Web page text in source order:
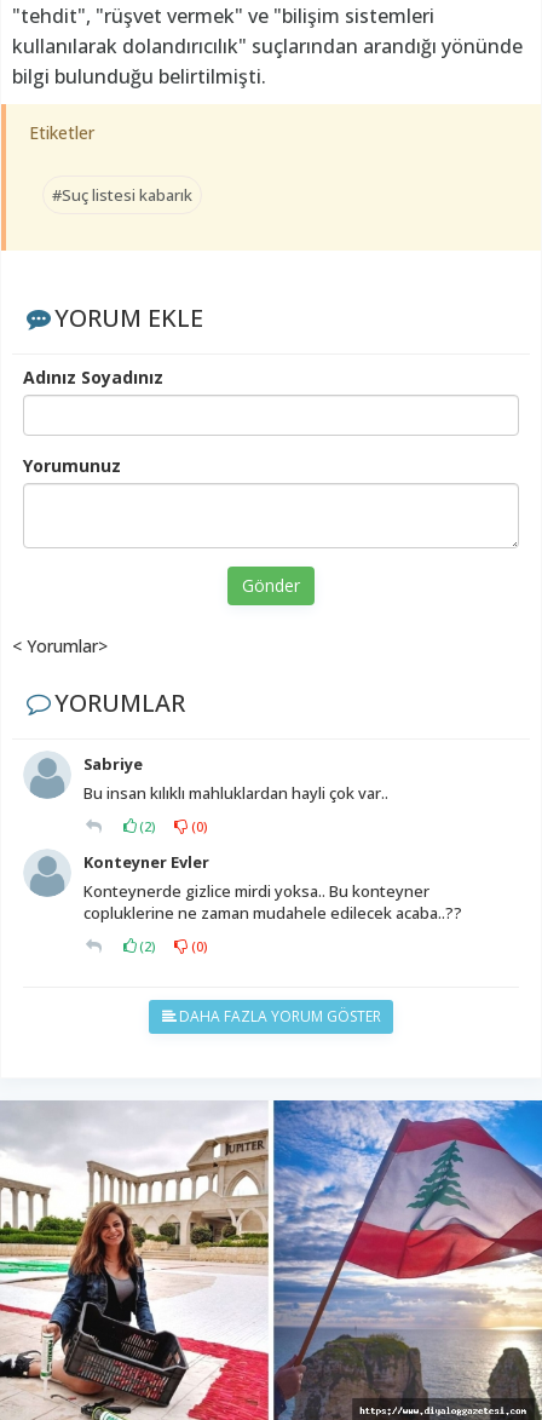
"tehdit", "rüşvet vermek" ve "bilişim sistemleri
kullanılarak dolandırıcılık" suçlarından arandığı yönünde
bilgi bulunduğu belirtilmişti.
Etiketler
#Suç listesi kabarık
YORUM EKLE
Adınız Soyadınız
Yorumunuz
Gönder
< Yorumlar>
YORUMLAR
Sabriye
Bu insan kılıklı mahluklardan hayli çok var..
(2) (0)
Konteyner Evler
Konteynerde gizlice mirdi yoksa.. Bu konteyner
copluklerine ne zaman mudahele edilecek acaba..??
(2) (0)
DAHA FAZLA YORUM GÖSTER